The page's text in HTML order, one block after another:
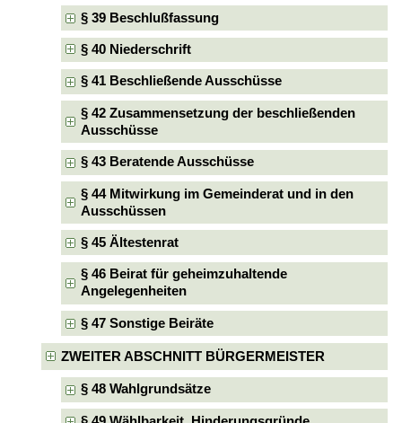
§ 39 Beschlußfassung
§ 40 Niederschrift
§ 41 Beschließende Ausschüsse
§ 42 Zusammensetzung der beschließenden
Ausschüsse
§ 43 Beratende Ausschüsse
§ 44 Mitwirkung im Gemeinderat und in den
Ausschüssen
§ 45 Ältestenrat
§ 46 Beirat für geheimzuhaltende
Angelegenheiten
§ 47 Sonstige Beiräte
ZWEITER ABSCHNITT BÜRGERMEISTER
§ 48 Wahlgrundsätze